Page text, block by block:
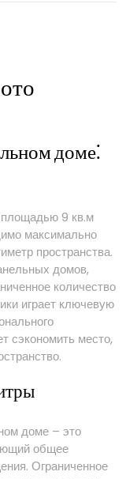
доме⁚
9 кв.м
максимально
пространства.
домов,
количество
играет ключевую
сэкономить место,
доме – это
общее
Ограниченное